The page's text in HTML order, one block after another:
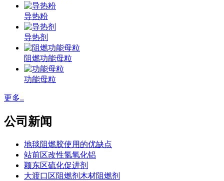
导热粉
导热剂
阻燃功能母粒
功能母粒
更多..
公司新闻
地毯阻燃胶使用的优缺点
站前区改性氢氧化铝
颖东区硫化促进剂
大渡口区阻燃剂木材阻燃剂